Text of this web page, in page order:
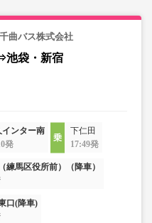
曲バス株式会社
池袋・新宿
インター南
発
下仁田
17:49発
練馬区役所前）（降車）
口(降車)